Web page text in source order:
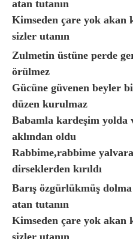
atan tutanın
Kimseden çare yok akan
sizler utanın
Zulmetin üstüne perde
örülmez
Gücüne güvenen beyler
düzen kurulmaz
Babamla kardeşim yolda
aklından oldu
Rabbime,rabbime
dirseklerden kırıldı
Barış özgürlükmüş
atan tutanın
Kimseden çare yok akan
sizler utanın